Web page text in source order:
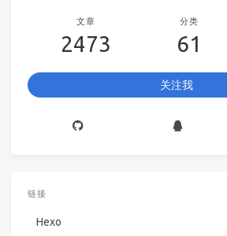
文章
2473
分类
61
关注我
链接
Hexo